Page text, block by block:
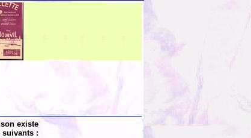
existe
suivants :